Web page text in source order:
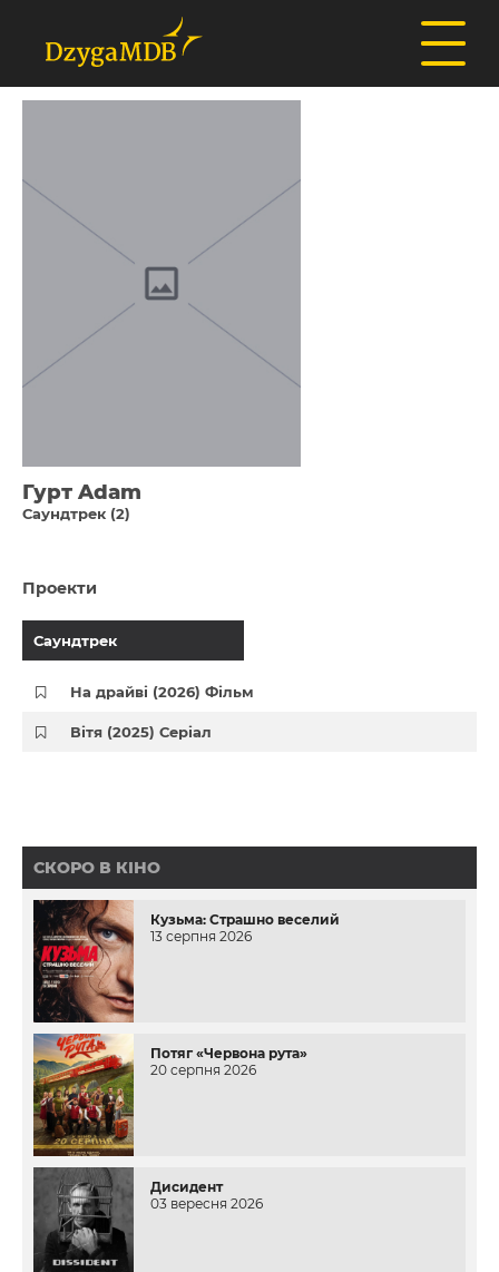
Гурт Adam
Саундтрек (2)
Проекти
Саундтрек
На драйві (2026) Фільм
Вітя (2025) Серіал
СКОРО В КІНО
Кузьма: Страшно веселий
13 серпня 2026
Потяг «Червона рута»
20 серпня 2026
Дисидент
03 вересня 2026